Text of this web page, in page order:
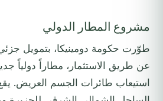
مشروع المطار الدولي
طوّرت حكومة دومينيكا، بتمويل
عن طريق الاستثمار، مطاراً دولياً
استيعاب طائرات الجسم العريض.